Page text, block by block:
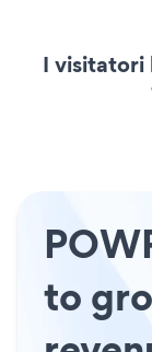
I visitatori
to